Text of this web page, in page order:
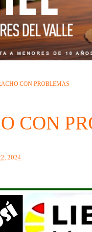
CON PROBLEMAS
CON
2024